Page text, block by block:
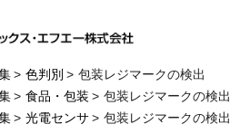
色判別
包装レジマークの検出
食品・包装
包装レジマークの検出
光電センサ 包装レジマークの検出